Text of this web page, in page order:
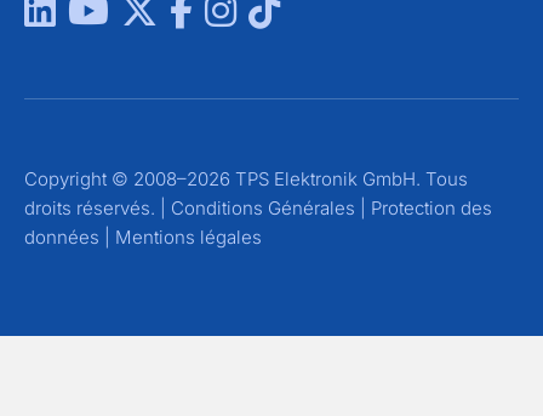
Copyright © 2008–2026 TPS Elektronik GmbH. Tous
droits réservés. | Conditions Générales
Protection des
données
Mentions légales